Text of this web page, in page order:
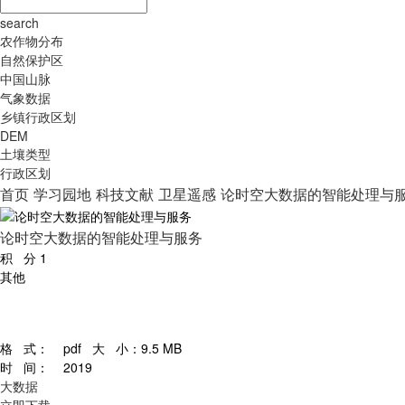
search
农作物分布
自然保护区
中国山脉
气象数据
乡镇行政区划
DEM
土壤类型
行政区划
首页 学习园地 科技文献 卫星遥感 论时空大数据的智能处理与
论时空大数据的智能处理与服务
积 分 1
其他
格 式： pdf 大 小： 9.5 MB
时 间：
2019
大数据